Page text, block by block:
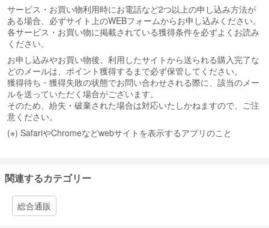
サービス・お買い物利用時にお電話など2つ以上の申し込み方法が
ある場合、必ずサイト上のWEBフォームからお申し込みください。
各サービス・お買い物に掲載されている獲得条件を必ずよくお読み
ください。
お申し込みやお買い物後、利用したサイトから送られる購入完了な
どのメールは、ポイント獲得するまで必ず保管してください。
獲得待ち・獲得失敗の状態でお問い合わせされる際に、該当のメー
ルを送っていただく場合がございます。
そのため、紛失・破棄された場合は対応いたしかねますので、ご注
意ください。
(※) SafariやChromeなどwebサイトを表示するアプリのこと
関連するカテゴリー
総合通販